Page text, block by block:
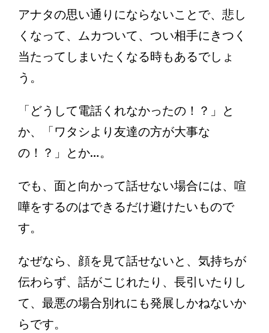
アナタの思い通りにならないことで、悲し
くなって、ムカついて、つい相手にきつく
当たってしまいたくなる時もあるでしょ
う。
「どうして電話くれなかったの！？」と
か、「ワタシより友達の方が大事な
の！？」とか…。
でも、面と向かって話せない場合には、喧
嘩をするのはできるだけ避けたいもので
す。
なぜなら、顔を見て話せないと、気持ちが
伝わらず、話がこじれたり、長引いたりし
て、最悪の場合別れにも発展しかねないか
らです。